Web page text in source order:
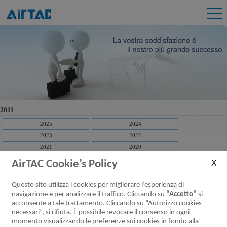
2011
2025
2024
2023
2022
2021
2020
2019
2015
2013
2012
2011
2010
2009
AirTAC Cookie’s Policy
Questo sito utilizza i cookies per migliorare l’esperienza di
navigazione e per analizzare il traffico. Cliccando su “Accetto“ si
acconsente a tale trattamento. Cliccando su “Autorizzo cookies
necessari“, si rifiuta. È possibile revocare il consenso in ogni
momento visualizzando le preferenze sui cookies in fondo alla